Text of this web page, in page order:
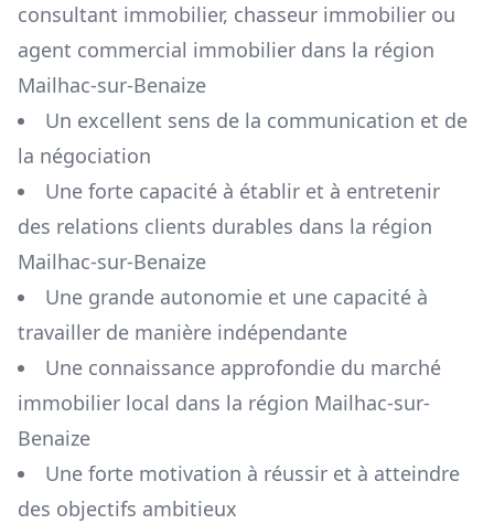
consultant immobilier, chasseur immobilier ou
agent commercial immobilier dans la région
Mailhac-sur-Benaize
Un excellent sens de la communication et de
la négociation
Une forte capacité à établir et à entretenir
des relations clients durables dans la région
Mailhac-sur-Benaize
Une grande autonomie et une capacité à
travailler de manière indépendante
Une connaissance approfondie du marché
immobilier local dans la région Mailhac-sur-
Benaize
Une forte motivation à réussir et à atteindre
des objectifs ambitieux